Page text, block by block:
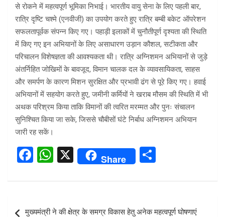
से रोकने में महत्वपूर्ण भूमिका निभाई। भारतीय वायु सेना के लिए पहली बार,
रात्रि दृष्टि चश्मे (एनवीजी) का उपयोग करते हुए रात्रि बम्बी बकेट ऑपरेशन
सफलतापूर्वक संपन्न किए गए। पहाड़ी इलाकों में चुनौतीपूर्ण दृश्यता की स्थिति
में किए गए इन अभियानों के लिए असाधारण उड़ान कौशल, सटीकता और
परिचालन विशेषज्ञता की आवश्यकता थी। रात्रि अग्निशमन अभियानों से जुड़े
अंतर्निहित जोखिमों के बावजूद, विमान चालक दल के व्यावसायिकता, साहस
और समर्पण के कारण मिशन सुरक्षित और प्रभावी ढंग से पूरे किए गए। हवाई
अभियानों में सहयोग करते हुए, जमीनी कर्मियों ने खराब मौसम की स्थिति में भी
अथक परिश्रम किया ताकि विमानों की त्वरित मरम्मत और पुनः संचालन
सुनिश्चित किया जा सके, जिससे चौबीसों घंटे निर्बाध अग्निशमन अभियान
जारी रह सकें।
F
ce
b
W
at
s
X Share
ar
मुख्यमंत्री ने की क्षेत्र के समग्र विकास हेतु अनेक महत्वपूर्ण घोषणाएं